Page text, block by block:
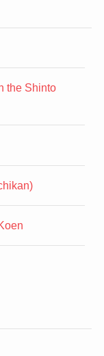
the Shinto